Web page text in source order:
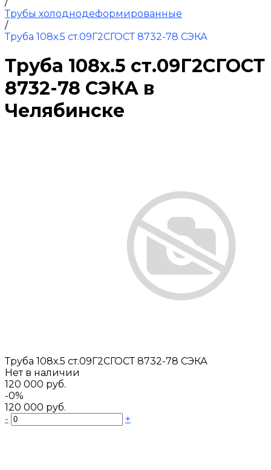
Трубы холоднодеформированные
/
Труба 108х.5 ст.09Г2СГОСТ 8732-78 СЭКА
Труба 108х.5 ст.09Г2СГОСТ
8732-78 СЭКА в
Челябинске
Труба 108х.5 ст.09Г2СГОСТ 8732-78 СЭКА
Нет в наличии
120 000 руб.
-0%
120 000 руб.
-
+